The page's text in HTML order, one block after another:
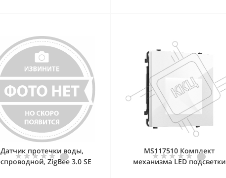
Датчик протечки воды,
ZigBee 3.0 SE
MS117510 Комплект
механизма LED подсветки